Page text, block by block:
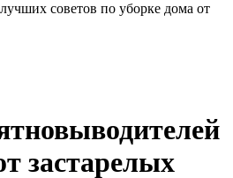
советов по уборке дома от
застарелых